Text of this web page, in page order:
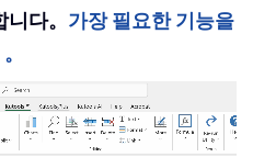
다。 가장 필요한 기능을